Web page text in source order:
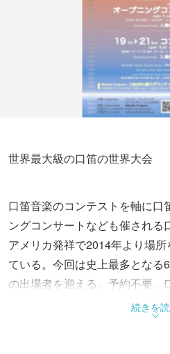
世界最大級の口笛の世界大会
口笛音楽のコンテストを軸に口
ングコンサートなども催され
アメリカ発祥で2014年より場
ている。今回は史上最多となる
の出場者を迎える。予約不要。
場無料。未就学児入場不可。
続きを